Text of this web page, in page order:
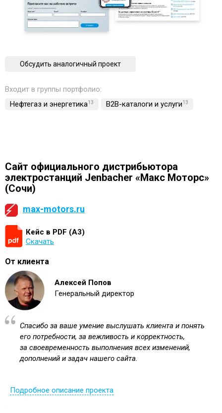
Обсудить аналогичный проект
Входит в группы портфолио:
Нефтегаз и энергетика13 B2B-каталоги и услуги13
Сайт официального дистрибьютора
электростанций Jenbacher «Макс Моторс»
(Сочи)
max-motors.ru
Кейс в PDF (А3)
Скачать
От клиента
Алексей Попов
Генеральный директор
Спасибо за ваше умение выслушать клиента и понять
его потребности, за вежливость и корректность,
за своевременность выполнения всех изменений,
дополнений и задач нашего сайта.
Подробное описание проекта